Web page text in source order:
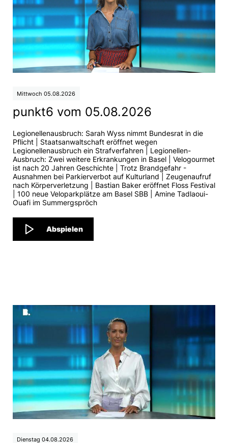
Mittwoch 05.08.2026
punkt6 vom 05.08.2026
Legionellenausbruch: Sarah Wyss nimmt Bundesrat in die
Pflicht | Staatsanwaltschaft eröffnet wegen
Legionellenausbruch ein Strafverfahren | Legionellen-
Ausbruch: Zwei weitere Erkrankungen in Basel | Velogourmet
ist nach 20 Jahren Geschichte | Trotz Brandgefahr -
Ausnahmen bei Parkierverbot auf Kulturland | Zeugenaufruf
nach Körperverletzung | Bastian Baker eröffnet Floss Festival
| 100 neue Veloparkplätze am Basel SBB | Amine Tadlaoui-
Ouafi im Summergspröch
Abspielen
Dienstag 04.08.2026